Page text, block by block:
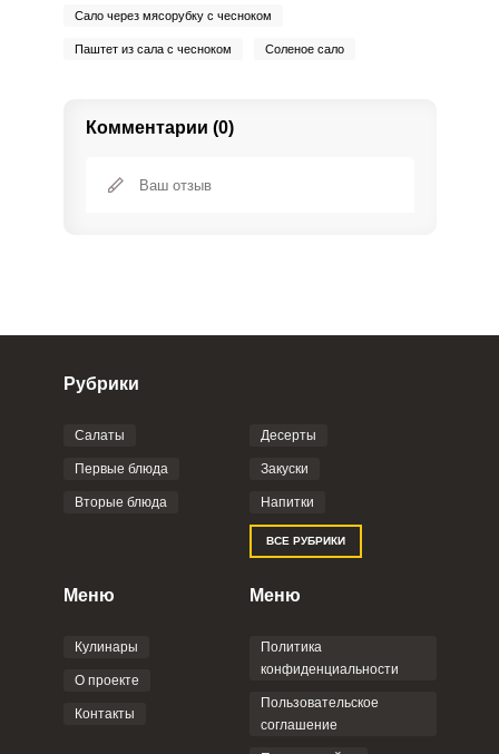
Сало через мясорубку с чесноком
Паштет из сала с чесноком Соленое сало
Комментарии (0)
Фото до 4 шт, до 5 mb
Отправляя эту форму, вы соглашаетесь с
Политикой
Пользовательским
соглашением
Рубрики
Салаты
Первые блюда
Вторые блюда
Десерты
Закуски
Напитки
ВСЕ РУБРИКИ
Меню
Кулинары
О проекте
Контакты
Меню
Политика
конфиденциальности
Пользовательское
соглашение